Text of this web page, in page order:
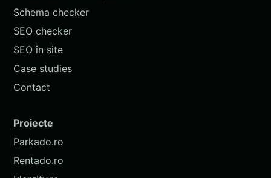
Schema checker
SEO checker
SEO în site
Case studies
Contact
Proiecte
Parkado.ro
Rentado.ro